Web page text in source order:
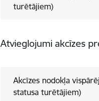
turētājiem)
Atvieglojumi akcīzes
Akcīzes nodokļa
statusa turētājiem)